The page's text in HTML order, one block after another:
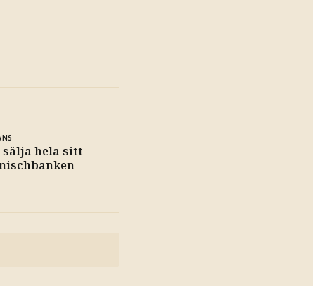
sälja hela sitt